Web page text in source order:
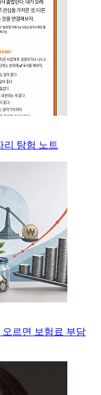
리 탐험 노트
르면 보험료 부담